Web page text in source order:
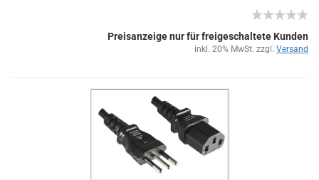
Preisanzeige nur für freigeschaltete Kunden
inkl. 20% MwSt. zzgl. Versand